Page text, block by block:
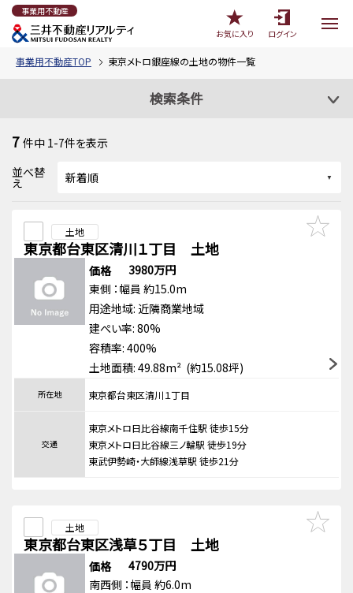
事業用不動産
お気に入り
ログイン
事業用不動産TOP 東京メトロ銀座線の土地の物件一覧
検索条件
7 件中 1-7件を表示
並べ替
え
土地
東京都台東区清川１丁目 土地
価格
3980万円
東側 ：幅員 約15.0m
用途地域: 近隣商業地域
建ぺい率: 80%
容積率: 400%
土地面積: 49.88m² (約15.08坪)
所在地 東京都台東区清川１丁目
交通
東京メトロ日比谷線南千住駅 徒歩15分
東京メトロ日比谷線三ノ輪駅 徒歩19分
東武伊勢崎・大師線浅草駅 徒歩21分
土地
東京都台東区浅草５丁目 土地
価格
4790万円
南西側 ：幅員 約6.0m